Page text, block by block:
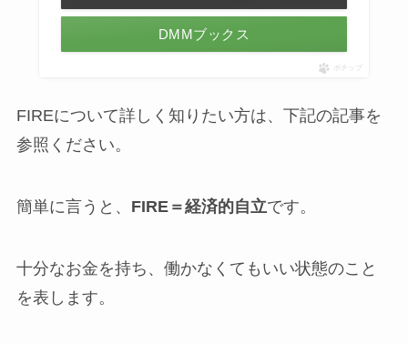
DMMブックス
ポチップ
FIREについて詳しく知りたい方は、下記の記事を
参照ください。
簡単に言うと、 FIRE＝経済的自立です。
十分なお金を持ち、働かなくてもいい状態のこと
を表します。